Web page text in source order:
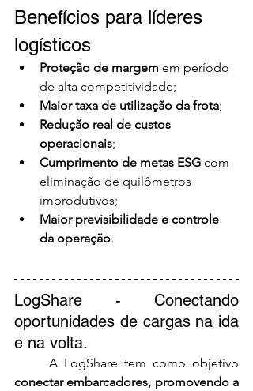
Benefícios para líderes
logísticos
Proteção de margem em período
de alta competitividade;
Maior taxa de utilização da frota;
Redução real de custos
operacionais;
Cumprimento de metas ESG com
eliminação de quilômetros
improdutivos;
Maior previsibilidade e controle
da operação.
LogShare - Conectando
oportunidades de cargas na ida
e na volta.
conectar embarcadores, promovendo a